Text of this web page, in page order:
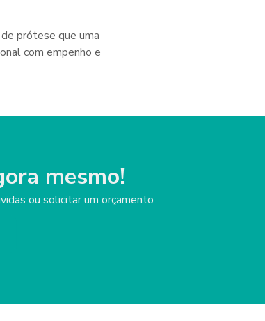
prótese que uma
com empenho e
mesmo!
ou solicitar um orçamento
Prótese ocular para